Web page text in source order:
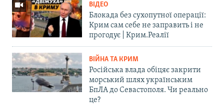
ВІДЕО
Блокада без сухопутної операції:
Крим сам себе не заправить і не
прогодує | Крим.Реалії
ВІЙНА ТА КРИМ
Російська влада обіцяє закрити
морський шлях українським
БпЛА до Севастополя. Чи реально
це?